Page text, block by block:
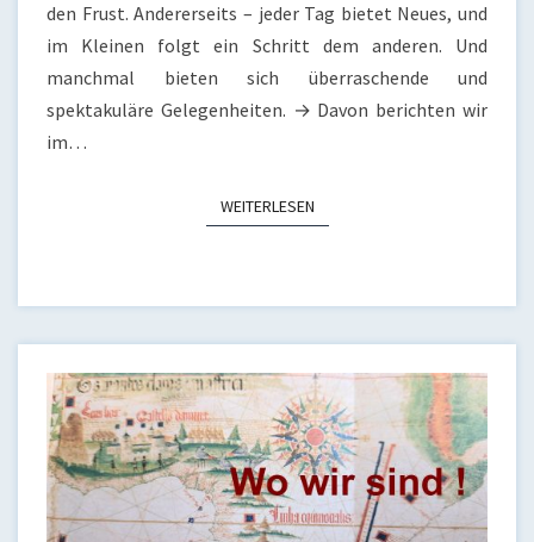
den Frust. Andererseits – jeder Tag bietet Neues, und
im Kleinen folgt ein Schritt dem anderen. Und
manchmal bieten sich überraschende und
spektakuläre Gelegenheiten. → Davon berichten wir
im…
WEITERLESENWEITERLESEN